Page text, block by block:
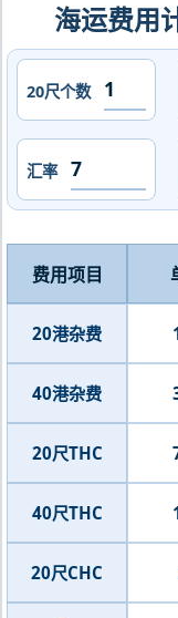
海运费用
20尺个数
汇率
费用项目
20港杂费
40港杂费
20尺THC
40尺THC
20尺CHC